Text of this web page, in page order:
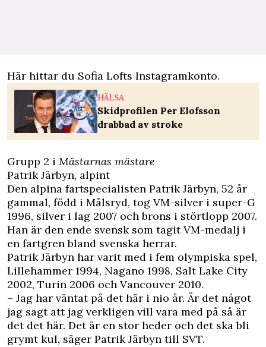
Här hittar du Sofia Lofts Instagramkonto.
HÄLSA
Skidprofilen Per Elofsson
drabbad av stroke
Grupp 2 i Mästarnas mästare
Patrik Järbyn, alpint
Den alpina fartspecialisten Patrik Järbyn, 52 år
gammal, född i Målsryd, tog VM-silver i super-G
1996, silver i lag 2007 och brons i störtlopp 2007.
Han är den ende svensk som tagit VM-medalj i
en fartgren bland svenska herrar.
Patrik Järbyn har varit med i fem olympiska spel,
Lillehammer 1994, Nagano 1998, Salt Lake City
2002, Turin 2006 och Vancouver 2010.
– Jag har väntat på det här i nio år. Är det något
jag sagt att jag verkligen vill vara med på så är
det det här. Det är en stor heder och det ska bli
grymt kul, säger Patrik Järbyn till SVT.